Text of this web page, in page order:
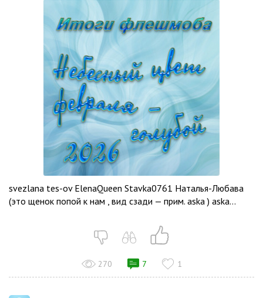
svezlana tes-ov ElenaQueen Stavka0761 Наталья-Любава
(это щенок попой к нам , вид сзади — прим. aska ) aska...
270 7 1